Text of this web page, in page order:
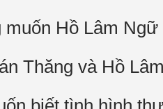
Hồ Lâm Ngữ
Thăng và Hồ